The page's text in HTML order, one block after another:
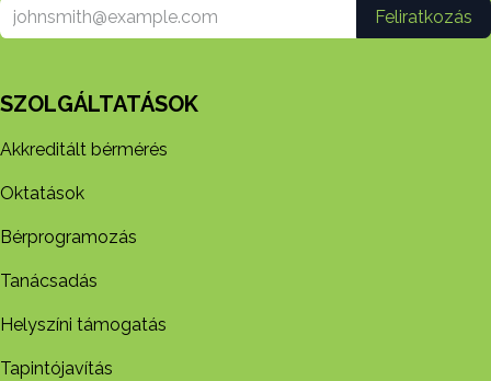
Feliratkozás
SZOLGÁLTATÁSOK
Akkreditált bérmérés
Oktatások
Bérprogramozás
Tanácsadás
Helyszíni támogatás
Tapintójavítás